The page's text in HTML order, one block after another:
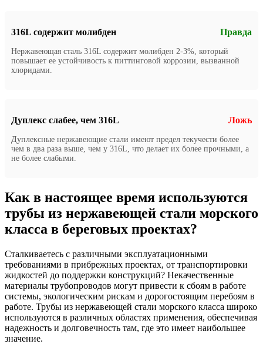
316L содержит молибден Правда
Нержавеющая сталь 316L содержит молибден 2-3%, который
повышает ее устойчивость к питтинговой коррозии, вызванной
хлоридами.
Дуплекс слабее, чем 316L Ложь
Дуплексные нержавеющие стали имеют предел текучести более
чем в два раза выше, чем у 316L, что делает их более прочными, а
не более слабыми.
Как в настоящее время используются
трубы из нержавеющей стали морского
класса в береговых проектах?
Сталкиваетесь с различными эксплуатационными
требованиями в прибрежных проектах, от транспортировки
жидкостей до поддержки конструкций? Некачественные
материалы трубопроводов могут привести к сбоям в работе
системы, экологическим рискам и дорогостоящим перебоям в
работе. Трубы из нержавеющей стали морского класса широко
используются в различных областях применения, обеспечивая
надежность и долговечность там, где это имеет наибольшее
значение.